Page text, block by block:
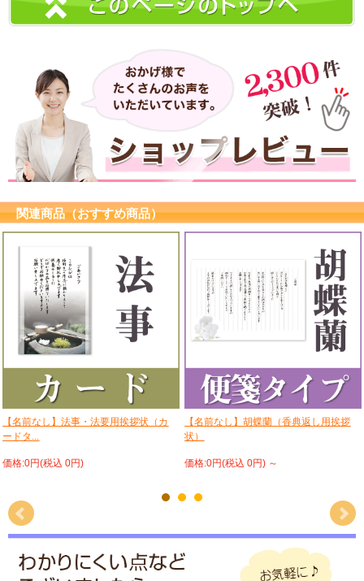
関連商品（おすすめ商品）
【名前なし】法事・法要用挨拶状（カ
ードタ...
価格:0円(税込 0円)
【名前なし】胡蝶蘭（香典返し用挨拶
状）
価格:0円(税込 0円) ～